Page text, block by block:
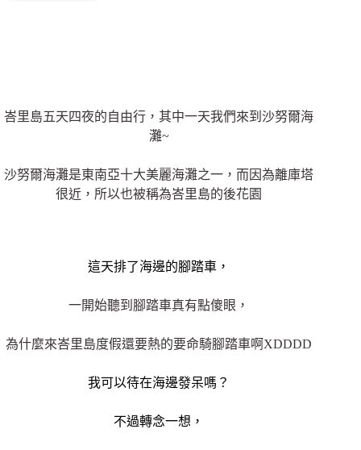
峇里島五天四夜的自由行，其中一天我們來到沙努爾海
灘~
沙努爾海灘是東南亞十大美麗海灘之一，而因為離庫塔
很近，所以也被稱為峇里島的後花園
這天排了海邊的腳踏車，
一開始聽到腳踏車真有點傻眼，
為什麼來峇里島度假還要熱的要命騎腳踏車啊XDDDD
我可以待在海邊發呆嗎？
不過轉念一想，